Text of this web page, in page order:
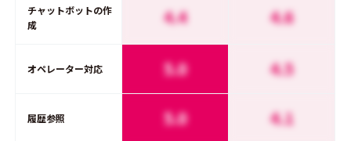
チャットボットの作
成
4.4 4.6
オペレーター対応 5.0 4.5
履歴参照 5.0 4.1